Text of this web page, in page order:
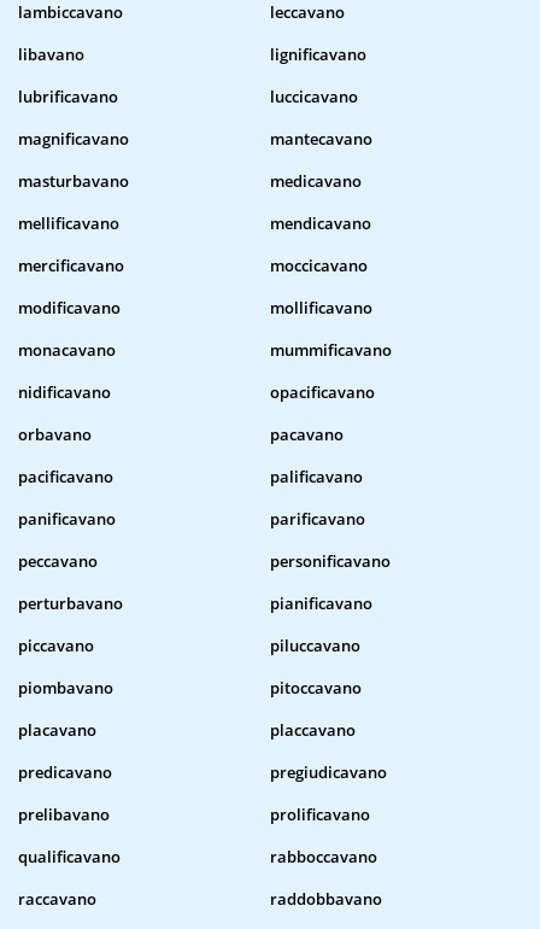
lambiccavano
leccavano
libavano
lignificavano
lubrificavano
luccicavano
magnificavano
mantecavano
masturbavano
medicavano
mellificavano
mendicavano
mercificavano
moccicavano
modificavano
mollificavano
monacavano
mummificavano
nidificavano
opacificavano
orbavano
pacavano
pacificavano
palificavano
panificavano
parificavano
peccavano
personificavano
perturbavano
pianificavano
piccavano
piluccavano
piombavano
pitoccavano
placavano
placcavano
predicavano
pregiudicavano
prelibavano
prolificavano
qualificavano
rabboccavano
raccavano
raddobbavano